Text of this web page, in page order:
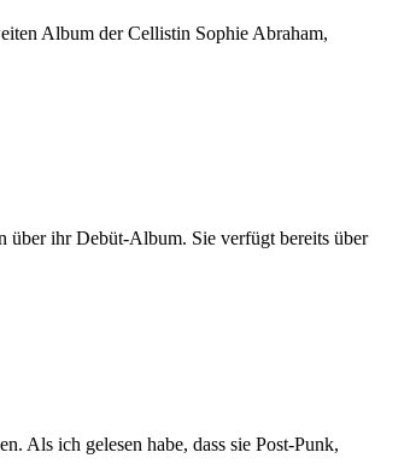
Album der Cellistin Sophie Abraham,
über ihr Debüt-Album. Sie verfügt bereits über
Als ich gelesen habe, dass sie Post-Punk,